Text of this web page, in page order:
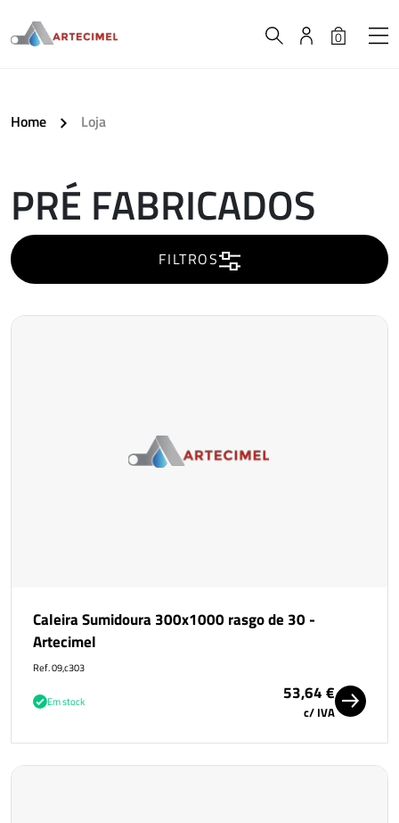
0
Home Loja
PRÉ FABRICADOS
FILTROS
Caleira Sumidoura 300x1000 rasgo de 30 -
Artecimel
Ref. 09,c303
Em stock 53,64 €
c/ IVA